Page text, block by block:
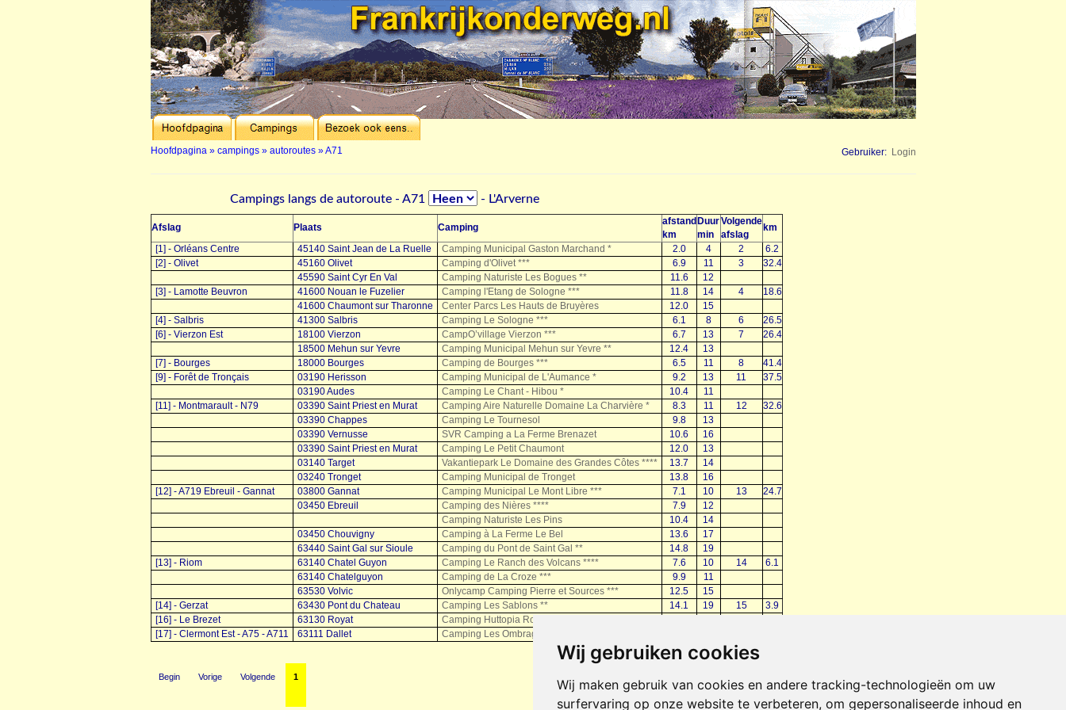
Wij gebruiken cookies
Wij maken gebruik van cookies en andere tracking-technologieën om uw
surfervaring op onze website te verbeteren, om gepersonaliseerde inhoud en
Hoofdpagina» campings» autoroutes»A71 Gebruiker: Login
Campings langs de autoroute - A71 - L'Arverne
Afslag Plaats Camping
afstand
km
Duur
min
Volgende
afslag
km
[1] - Orléans Centre
45140 Saint Jean de La Ruelle Camping Municipal Gaston Marchand * 2.0 4 2
6.2
[2] - Olivet
45160 Olivet Camping d'Olivet *** 6.9 11 3
32.4
45590 Saint Cyr En Val
Camping Naturiste Les Bogues ** 11.6
12
[3] - Lamotte Beuvron
41600 Nouan le Fuzelier Camping l'Etang de Sologne *** 11.8 14 4
18.6
41600 Chaumont sur Tharonne
Center Parcs Les Hauts de Bruyères 12.0
15
[4] - Salbris
41300 Salbris Camping Le Sologne *** 6.1 8 6
26.5
[6] - Vierzon Est
18100 Vierzon CampO’village Vierzon *** 6.7 13 7
26.4
18500 Mehun sur Yevre
Camping Municipal Mehun sur Yevre ** 12.4
13
[7] - Bourges
18000 Bourges Camping de Bourges *** 6.5 11 8
41.4
[9] - Forêt de Tronçais
03190 Herisson Camping Municipal de L'Aumance * 9.2 13 11
37.5
03190 Audes
Camping Le Chant - Hibou * 10.4
11
[11] - Montmarault - N79
03390 Saint Priest en Murat Camping Aire Naturelle Domaine La Charvière * 8.3 11 12
32.6
03390 Chappes
Camping Le Tournesol 9.8
13
03390 Vernusse
SVR Camping a La Ferme Brenazet 10.6
16
03390 Saint Priest en Murat
Camping Le Petit Chaumont 12.0
13
03140 Target
Vakantiepark Le Domaine des Grandes Côtes **** 13.7
14
03240 Tronget
Camping Municipal de Tronget 13.8
16
[12] - A719 Ebreuil - Gannat
03800 Gannat Camping Municipal Le Mont Libre *** 7.1 10 13
24.7
03450 Ebreuil
Camping des Nières **** 7.9
12
Camping Naturiste Les Pins
10.4
14
03450 Chouvigny
Camping à La Ferme Le Bel 13.6
17
63440 Saint Gal sur Sioule
Camping du Pont de Saint Gal ** 14.8
19
[13] - Riom
63140 Chatel Guyon Camping Le Ranch des Volcans **** 7.6 10 14
6.1
63140 Chatelguyon
Camping de La Croze *** 9.9
11
63530 Volvic
Onlycamp Camping Pierre et Sources *** 12.5
15
[14] - Gerzat
63430 Pont du Chateau Camping Les Sablons ** 14.1 19 15
3.9
[16] - Le Brezet
63130 Royat Camping Huttopia Royat ****
[17] - Clermont Est - A75 - A711
63111 Dallet Camping Les Ombrages ***
Begin Vorige Volgende 1